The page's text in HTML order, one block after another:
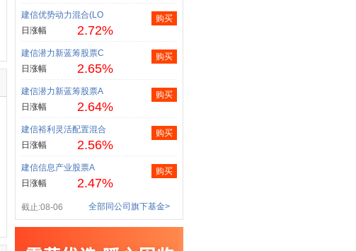
建信优势动力混合(LO
日涨幅
2.72%
购买
建信潜力新蓝筹股票C
日涨幅
2.65%
购买
建信潜力新蓝筹股票A
日涨幅
2.64%
购买
建信裕利灵活配置混合
日涨幅
2.56%
购买
建信信息产业股票A
日涨幅
2.47%
购买
截止:08-06 全部同公司旗下基金>